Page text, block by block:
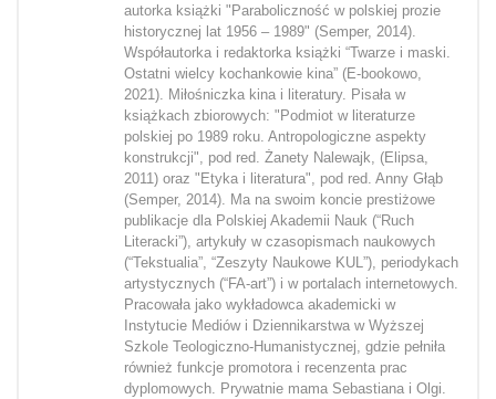
autorka książki "Paraboliczność w polskiej prozie
historycznej lat 1956 – 1989" (Semper, 2014).
Współautorka i redaktorka książki “Twarze i maski.
Ostatni wielcy kochankowie kina” (E-bookowo,
2021). Miłośniczka kina i literatury. Pisała w
książkach zbiorowych: "Podmiot w literaturze
polskiej po 1989 roku. Antropologiczne aspekty
konstrukcji", pod red. Żanety Nalewajk, (Elipsa,
2011) oraz "Etyka i literatura", pod red. Anny Głąb
(Semper, 2014). Ma na swoim koncie prestiżowe
publikacje dla Polskiej Akademii Nauk (“Ruch
Literacki”), artykuły w czasopismach naukowych
(“Tekstualia”, “Zeszyty Naukowe KUL”), periodykach
artystycznych (“FA-art”) i w portalach internetowych.
Pracowała jako wykładowca akademicki w
Instytucie Mediów i Dziennikarstwa w Wyższej
Szkole Teologiczno-Humanistycznej, gdzie pełniła
również funkcje promotora i recenzenta prac
dyplomowych. Prywatnie mama Sebastiana i Olgi.